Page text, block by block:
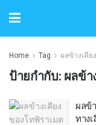
Home Tag ผลข้างเคี
ป้ายกำกับ: ผลข้า
ผลข้
ทาง